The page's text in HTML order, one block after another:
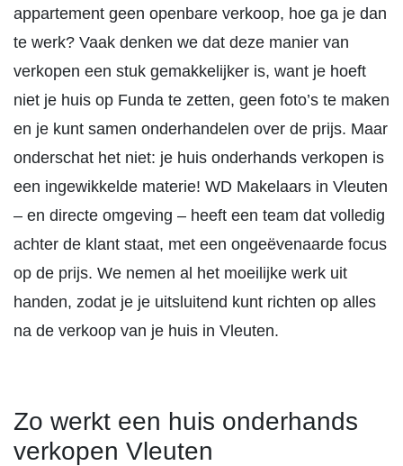
appartement geen openbare verkoop, hoe ga je dan
te werk? Vaak denken we dat deze manier van
verkopen een stuk gemakkelijker is, want je hoeft
niet je huis op Funda te zetten, geen foto’s te maken
en je kunt samen onderhandelen over de prijs. Maar
onderschat het niet: je huis onderhands verkopen is
een ingewikkelde materie! WD Makelaars in Vleuten
– en directe omgeving – heeft een team dat volledig
achter de klant staat, met een ongeëvenaarde focus
op de prijs. We nemen al het moeilijke werk uit
handen, zodat je je uitsluitend kunt richten op alles
na de verkoop van je huis in Vleuten.
Zo werkt een huis onderhands
verkopen Vleuten